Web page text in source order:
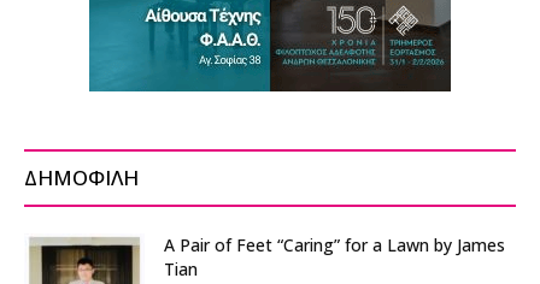
ΔΗΜΟΦΙΛΗ
A Pair of Feet “Caring” for a Lawn by James
Tian